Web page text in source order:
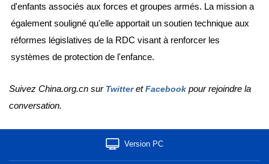
d'enfants associés aux forces et groupes armés. La mission a
également souligné qu'elle apportait un soutien technique aux
réformes législatives de la RDC visant à renforcer les
systèmes de protection de l'enfance.
Suivez China.org.cn sur Twitter etFacebook pour rejoindre la
conversation.
Version PC